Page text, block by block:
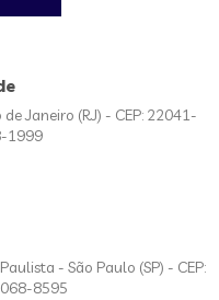
Janeiro (RJ) - CEP: 22041-
1999
- São Paulo (SP) - CEP:
8595